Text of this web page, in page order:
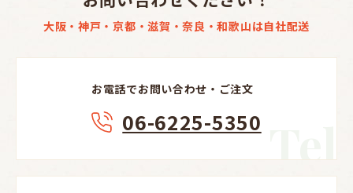
大阪・神戸・京都・滋賀・奈良・和歌山は自社配送
Tel
お電話でお問い合わせ・ご注文
06-6225-5350